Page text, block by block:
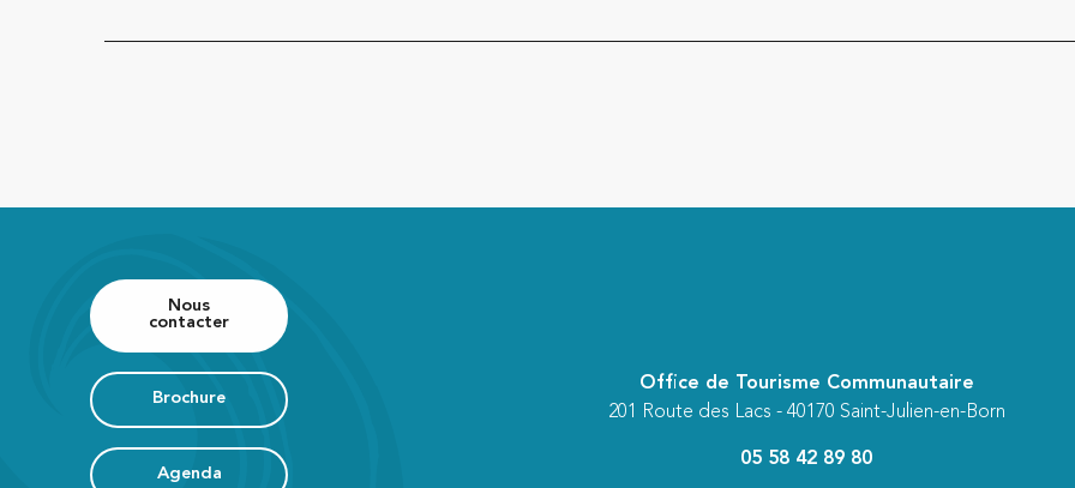
Nous
contacter
Brochure
Agenda
Office de Tourisme Communautaire
201 Route des Lacs - 40170 Saint-Julien-en-Born
05 58 42 89 80